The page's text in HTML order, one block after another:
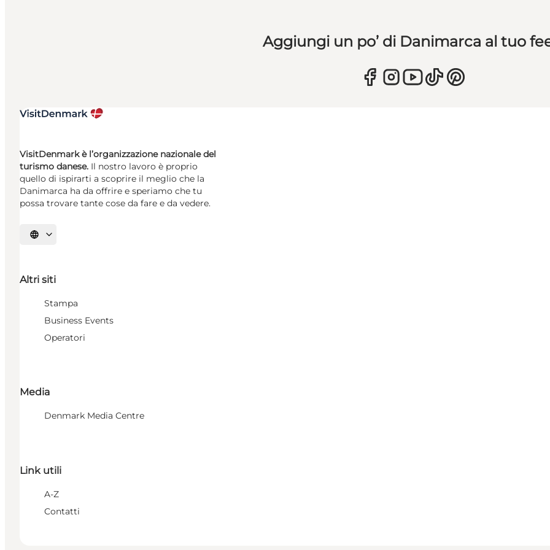
Aggiungi un po’ di Danimarca al tuo
VisitDenmark è l’organizzazione nazionale del
turismo danese. Il nostro lavoro è proprio
quello di ispirarti a scoprire il meglio che la
Danimarca ha da offrire e speriamo che tu
possa trovare tante cose da fare e da vedere.
Seleziona la lingua
Altri siti
Stampa
Business Events
Operatori
Media
Denmark Media Centre
Link utili
A-Z
Contatti